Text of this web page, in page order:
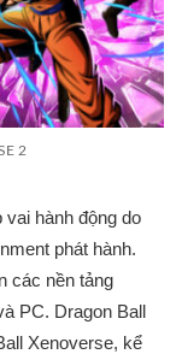
2
vai hành động do
phát hành.
các nền tảng
PC. Dragon Ball
Xenoverse, kể